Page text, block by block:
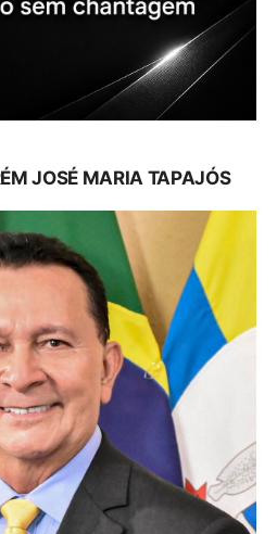
JOSÉ MARIA TAPAJÓS